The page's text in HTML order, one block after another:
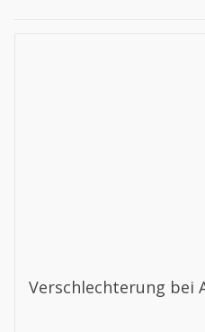
Verschlechterung bei